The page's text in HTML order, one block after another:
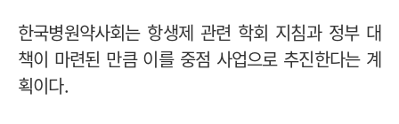
한국병원약사회는 항생제 관련 학회 지침과 정부 대
책이 마련된 만큼 이를 중점 사업으로 추진한다는 계
획이다.